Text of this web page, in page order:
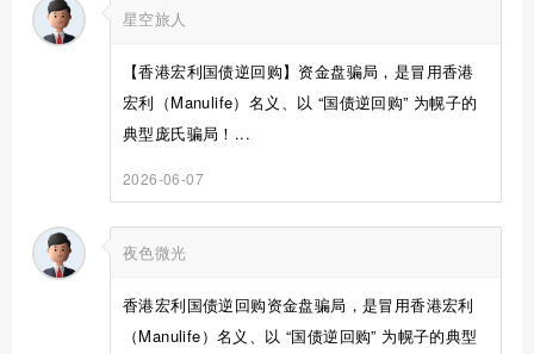
星空旅人
【香港宏利国债逆回购】资金盘骗局，是冒用香港
宏利（Manulife）名义、以 “国债逆回购” 为幌子的
典型庞氏骗局！...
2026-06-07
夜色微光
香港宏利国债逆回购资金盘骗局，是冒用香港宏利
（Manulife）名义、以 “国债逆回购” 为幌子的典型